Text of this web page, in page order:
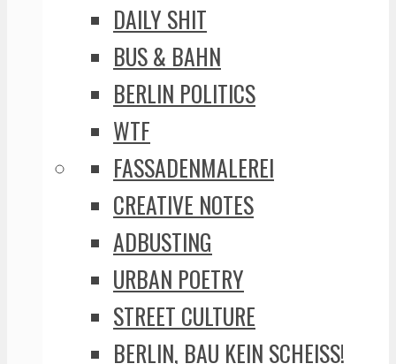
DAILY SHIT
BUS & BAHN
BERLIN POLITICS
WTF
FASSADENMALEREI
CREATIVE NOTES
ADBUSTING
URBAN POETRY
STREET CULTURE
BERLIN, BAU KEIN SCHEISS!